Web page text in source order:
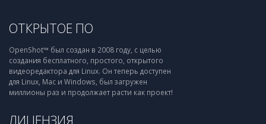
ОТКРЫТОЕ ПО
OpenShot™ был создан в 2008 году, с целью
создания бесплатного, простого, открытого
видеоредактора для Linux. Он теперь доступен
для Linux, Mac и Windows, был загружен
миллионы раз и продолжает расти как проект!
ЛИЦЕНЗИЯ